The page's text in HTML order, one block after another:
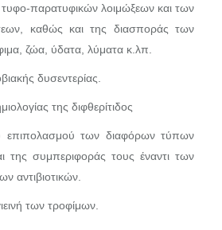
παρατυφικών λοιμώξεων και των
καθώς και της διασποράς των
ζώα, ύδατα, λύματα κ.λπ.
δυσεντερίας.
της διφθερίτιδος
επιπολασμού των διαφόρων τύπων
της συμπεριφοράς τους έναντι των
αντιβιοτικών.
των τροφίμων.